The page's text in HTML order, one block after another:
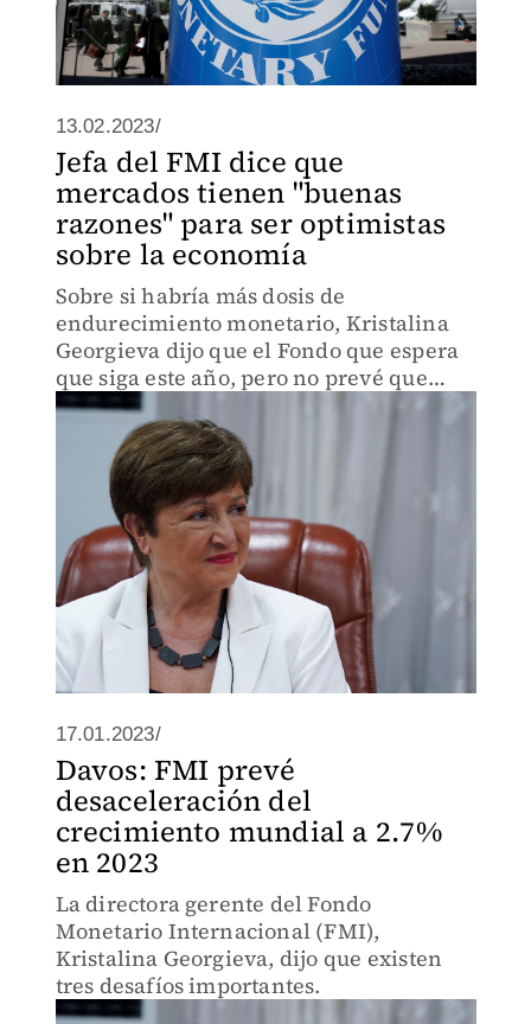
13.02.2023/
Jefa del FMI dice que
mercados tienen "buenas
razones" para ser optimistas
sobre la economía
Sobre si habría más dosis de
endurecimiento monetario, Kristalina
Georgieva dijo que el Fondo que espera
que siga este año, pero no prevé que
continúe "hasta bien entrado" 2024.
17.01.2023/
Davos: FMI prevé
desaceleración del
crecimiento mundial a 2.7%
en 2023
La directora gerente del Fondo
Monetario Internacional (FMI),
Kristalina Georgieva, dijo que existen
tres desafíos importantes.